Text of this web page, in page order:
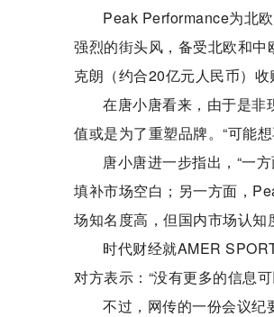
Peak Performance为北
强烈的街头风，备受北欧和
克朗（约合20亿元人民币）收
在唐小唐看来，由于是
值或是为了重塑品牌。“可能
唐小唐进一步指出，“一
填补市场空白；另一方面，
场知名度高，但国内市场认
时代财经就AMER
对方表示：“没有更多的信息
不过，网传的一份会议